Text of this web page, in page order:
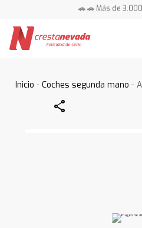
🚗 🚗 Más de
Inicio -Coches segunda mano -
Share